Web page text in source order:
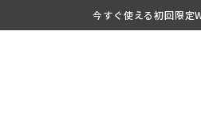
今すぐ使える初回限定